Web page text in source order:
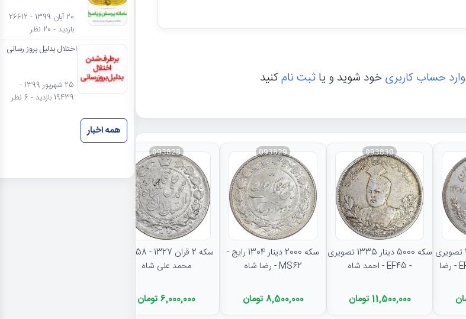
وارد حساب کاربریخود شوید و یاثبت نامکنید
سکه 5000 دینار 1306 تصویری
- ضرب لنینگراد - EF45 - رضا
093830
سکه 5000 دینار 1335 تصویری
- EF45 - احمد شاه
11,500,000 تومان
093829
سکه 2000 دینار 1304 رایج -
MS62 - رضا شاه
8,500,000 تومان
093828
محمد علی شاه
6,000,000 تومان
20 آبان 1399 - 26612
بازدید - 20 نظر
اختلال بدلیل بروز رسانی
25 شهریور 1399 -
19439 بازدید - 6 نظر
همه اخبار